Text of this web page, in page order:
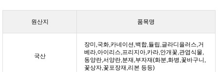
원산지 품목명
국산
장미,국화,카네이션,백합,듈립,글라디을러스,거
베라,아이리스,프리지아,카라,안개꽃,관엽식물,
동양란,서양란,분재,부자재(화분,화병,꽃바구니,
꽃상자,꽃포장재,리본 등등)